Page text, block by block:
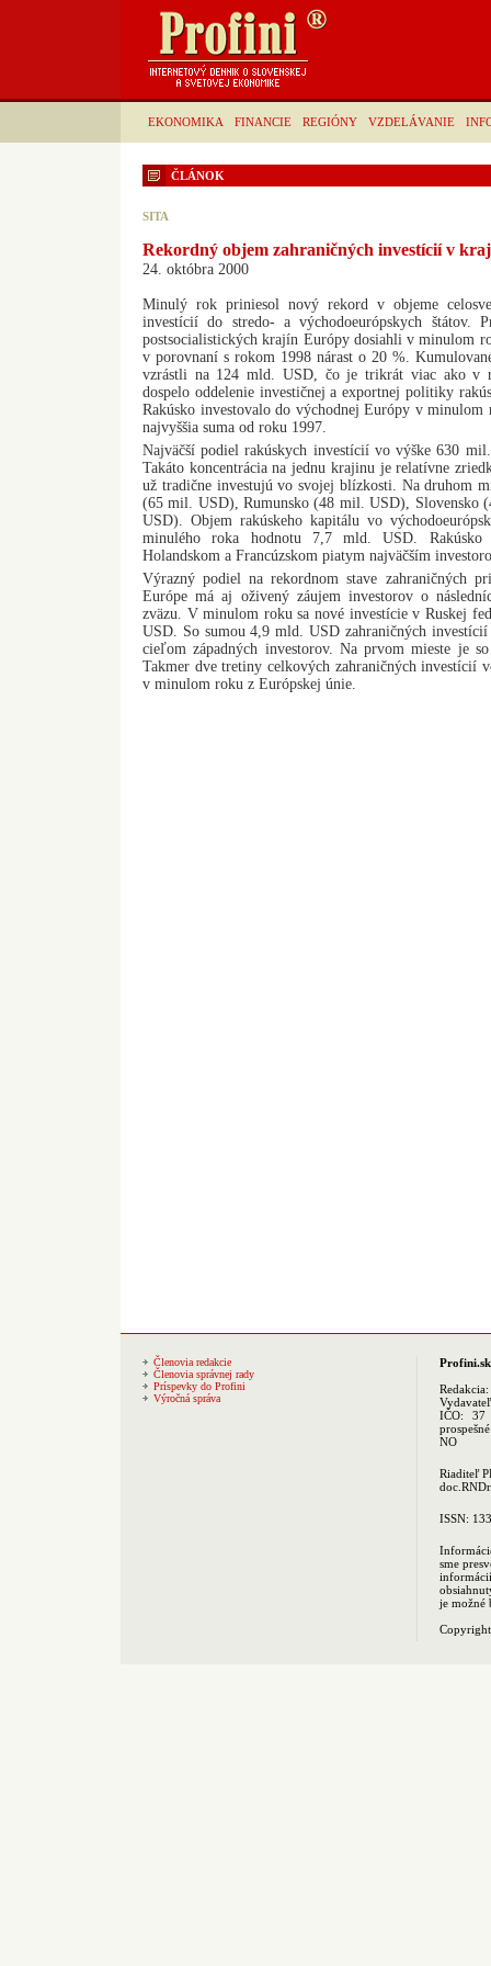
EKONOMIKA FINANCIE REGIÓNY VZDELÁVANIE
ČLÁNOK
SITA
Rekordný objem zahraničných investícií v
24. októbra 2000
Minulý rok priniesol nový rekord v objeme
investícií do stredo- a východoeurópskych štátov.
postsocialistických krajín Európy dosiahli v minulom
v porovnaní s rokom 1998 nárast o 20 %.
vzrástli na 124 mld. USD, čo je trikrát viac ako v
dospelo oddelenie investičnej a exportnej politiky
Rakúsko investovalo do východnej Európy v
najvyššia suma od roku 1997.
Najväčší podiel rakúskych investícií vo výške 630
Takáto koncentrácia na jednu krajinu je relatívne
už tradične investujú vo svojej blízkosti. Na druhom
(65 mil. USD), Rumunsko (48 mil. USD), Slovensko
USD). Objem rakúskeho kapitálu vo
minulého roka hodnotu 7,7 mld. USD.
Holandskom a Francúzskom piatym najväčším
Výrazný podiel na rekordnom stave zahraničných
Európe má aj oživený záujem investorov o
zväzu. V minulom roku sa nové investície v Ruskej
USD. So sumou 4,9 mld. USD zahraničných
cieľom západných investorov. Na prvom mieste je
Takmer dve tretiny celkových zahraničných investícií
v minulom roku z Európskej únie.
Členovia redakcie
Členovia správnej rady
Príspevky do Profini
Výročná správa
Profini.sk
Redakcia:
IČO: 37
NO
Riaditeľ
ISSN:
sme
je možné